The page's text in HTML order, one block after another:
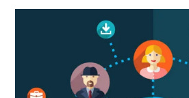
Dieses Produkt weist mehrere Varianten auf. Die Optionen können auf der Produktseite gewählt werden